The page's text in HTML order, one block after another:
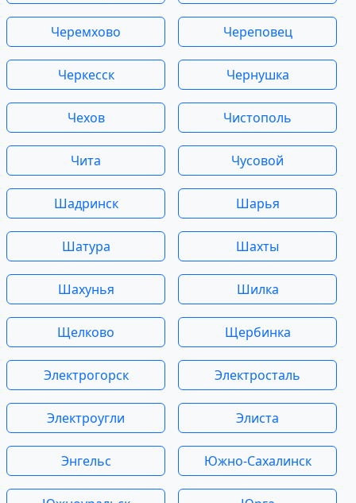
Черемхово Череповец
Черкесск Чернушка
Чехов Чистополь
Чита Чусовой
Шадринск Шарья
Шатура Шахты
Шахунья Шилка
Щелково Щербинка
Электрогорск Электросталь
Электроугли Элиста
Энгельс Южно-Сахалинск